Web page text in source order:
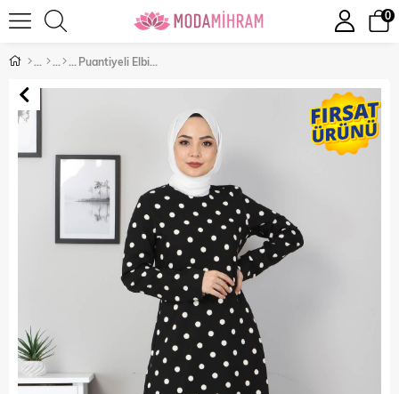
0
Puantiyeli Elbise Siyah 8927